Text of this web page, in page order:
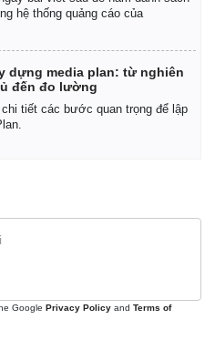
Giá cà phê
hệ thống quảng cáo của
dựng media plan: từ nghiên
đến đo lường
tiết các bước quan trọng để lập
Google Privacy Policy and Terms of